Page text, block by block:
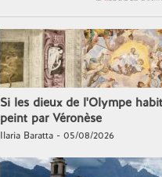
Si les dieux de l'Olympe
peint par Véronèse
Ilaria Baratta - 05/08/2026